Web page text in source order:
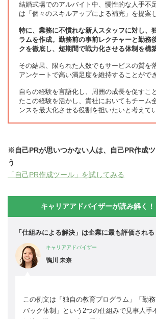
結婚式場でのアルバイト中、慢性的な人手不
は「個々のスキルアップによる補完」を提案
特に、業務に不慣れな新人スタッフに対し、
ラムを作成。勤務前の事前レクチャーと勤務
クを徹底し、短期間で戦力化させる体制を構
その結果、限られた人数でもサービスの質を
アンケートで高い満足度を維持することがで
自らの経験を言語化し、周囲の成長を促すこ
たこの経験を活かし、貴社においてもチーム
ンスを最大化させる役割を担いたいと考えて
※自己PRが思いつかない人は、自己PR作成
う
「自己PR作成ツール」を試してみる
キャリアアドバイザーが読み解く！
「仕組みによる解決」は企業に最も評価される
キャリアアドバイザー
鴨川 未奈
この例文は「独自の教育プログラム」「勤
バック体制」という2つの仕組みで見事人手